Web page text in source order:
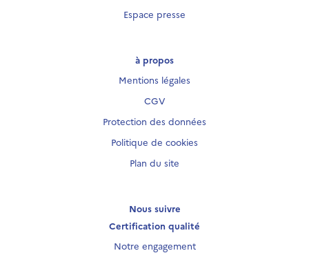
Espace presse
à propos
Mentions légales
CGV
Protection des données
Politique de cookies
Plan du site
Nous suivre
Certification qualité
Notre engagement